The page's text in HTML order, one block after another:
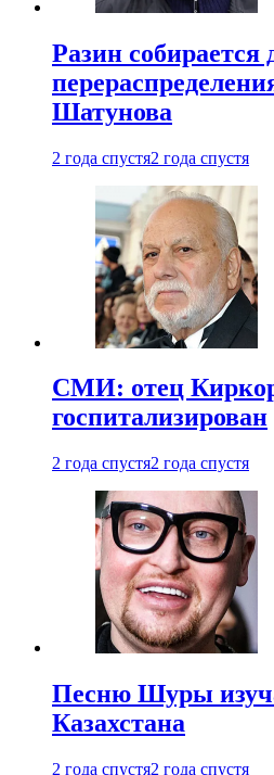
Разин собирается
Шатунова
2 года спустя2 года спустя
СМИ: отец
госпитализирован
2 года спустя2 года спустя
Песню Шуры
Казахстана
2 года спустя2 года спустя